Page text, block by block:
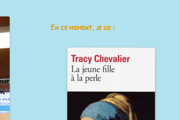
En ce moment, je lis :